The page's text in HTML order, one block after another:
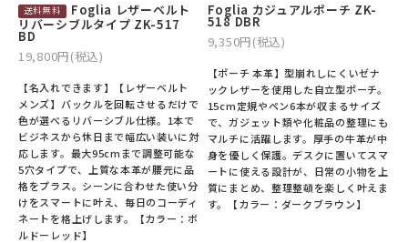
Foglia レザーベルト
リバーシブルタイプ ZK-517
BD
19,800円(税込)
【名入れできます】【レザーベルト
メンズ】バックルを回転させるだけで
色が選べるリバーシブル仕様。1本で
ビジネスから休日まで幅広い装いに対
応します。最大95cmまで調整可能な
5穴タイプで、上質な本革が腰元に品
格をプラス。シーンに合わせた使い分
けをスマートに叶え、毎日のコーディ
ネートを格上げします。【カラー：ボ
ルドーレッド】
Foglia カジュアルポーチ ZK-
518 DBR
9,350円(税込)
【ポーチ 本革】型崩れしにくいゼナ
ックレザーを使用した自立型ポーチ。
15cm定規やペン6本が収まるサイズ
で、ガジェット類や化粧品の整理にも
マルチに活躍します。厚手の牛革が中
身を優しく保護。デスクに置いてスマ
ートに使える設計が、日常の小物を上
質にまとめ、整理整頓を楽しく叶えま
す。【カラー：ダークブラウン】